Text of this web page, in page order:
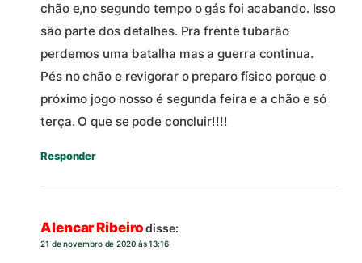
chão e,no segundo tempo o gás foi acabando. Isso
são parte dos detalhes. Pra frente tubarão
perdemos uma batalha mas a guerra continua.
Pés no chão e revigorar o preparo físico porque o
próximo jogo nosso é segunda feira e a chão e só
terça. O que se pode concluir!!!!
Responder
Alencar Ribeiro disse:
21 de novembro de 2020 às 13:16